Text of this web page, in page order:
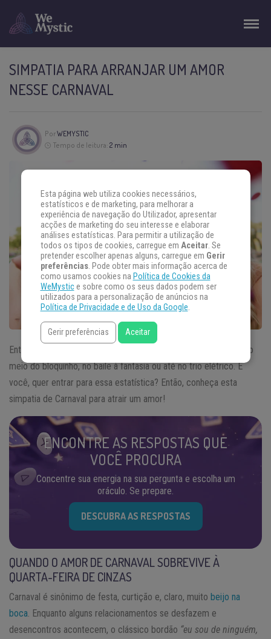
SIMPATIA PARA ARRANJAR UM AMOR
NESSE CARNAVAL
PorWEMYSTIC
Tempo de leitura: 2 min
Entre um burburinho e outro, há quem encontre a
no
meio do bloquinho, no baile à fantasia ou até no trio elétrico. E
você, quer entrar para essa estatística? Então, conheça esta
simpatia de Carnaval para atrair um amor!
ENCONTRE AS RESPOSTAS QUE
VOCÊ PROCURA
Concentre sua energia na sua pergunta e escolha um
oráculo. Se prepare.
DESCUBRA AS RESPOSTAS
QUANDO O AMOR DE CARNAVAL SOBREVIVE À
QUARTA-FEIRA DE CINZAS
Carnaval é sinônimo de festa, curtição e, claro, muito beijo na
boca . Enquanto alguns relacionamentos se desfazem e
desencontros acontecem, o clássico bordão “eu sou de ninguém,
Esta página web utiliza cookies necessários,
estatísticos e de marketing, para melhorar a
experiência de navegação do Utilizador, apresentar
acções de marketing do seu interesse e elaborar
análises estatísticas. Para permitir a utilização de
todos os tipos de cookies, carregue em Aceitar. Se
pretender escolher apenas alguns, carregue em Gerir
preferências. Pode obter mais informação acerca de
como usamos cookies na Política de Cookies da
WeMystice sobre como os seus dados podem ser
utilizados para a personalização de anúncios na
Política de Privacidade e de Uso da Google.
Gerir preferências Aceitar